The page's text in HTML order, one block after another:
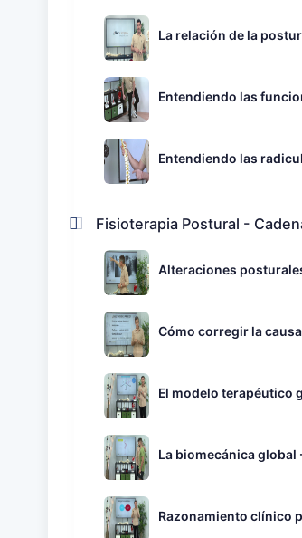
La relación de la
Entendiendo las
Entendiendo las
Fisioterapia Postural -
Alteraciones
Cómo corregir la
El modelo terapéutico
La biomecánica global
Razonamiento clínico